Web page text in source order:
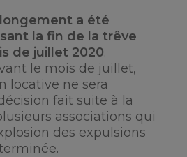
a été
la fin de la trêve
de juillet 2020.
le mois de juillet,
locative ne sera
fait suite à la
associations qui
des expulsions